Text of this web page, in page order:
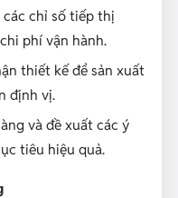
chỉ số tiếp thị
phí vận hành.
thiết kế để sản xuất
định vị.
và đề xuất các ý
tiêu hiệu quả.